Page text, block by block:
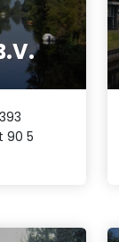
90 5